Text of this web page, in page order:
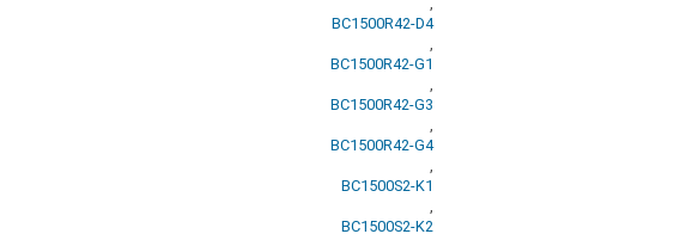
BC1500R42-D4
,
BC1500R42-G1
,
BC1500R42-G3
,
BC1500R42-G4
,
BC1500S2-K1
,
BC1500S2-K2